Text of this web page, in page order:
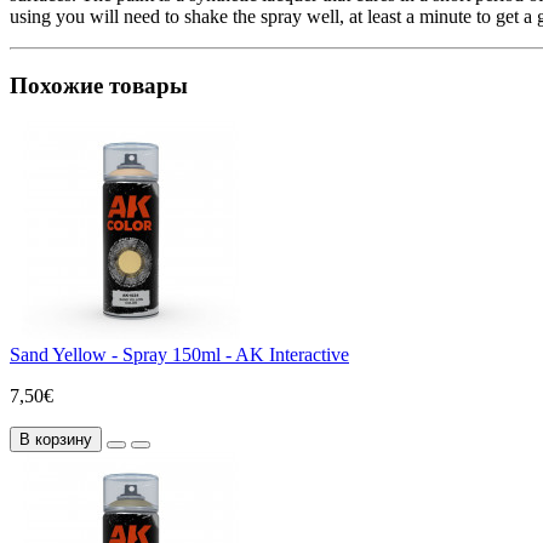
using you will need to shake the spray well, at least a minute to get a
Похожие товары
Sand Yellow - Spray 150ml - AK Interactive
7,50€
В корзину